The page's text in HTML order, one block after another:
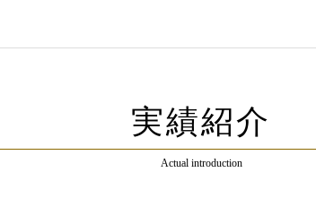
実績紹介
Actual introduction